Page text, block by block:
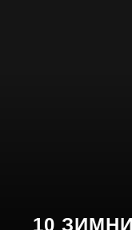
10